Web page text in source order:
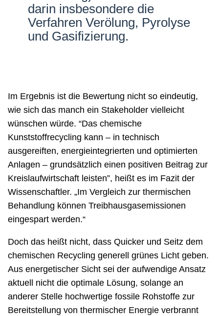
darin insbesondere die
Verfahren Verölung, Pyrolyse
und Gasifizierung.
Im Ergebnis ist die Bewertung nicht so eindeutig,
wie sich das manch ein Stakeholder vielleicht
wünschen würde. “Das chemische
Kunststoffrecycling kann – in technisch
ausgereiften, energieintegrierten und optimierten
Anlagen – grundsätzlich einen positiven Beitrag zur
Kreislaufwirtschaft leisten”, heißt es im Fazit der
Wissenschaftler. „Im Vergleich zur thermischen
Behandlung können Treibhausgasemissionen
eingespart werden.“
Doch das heißt nicht, dass Quicker und Seitz dem
chemischen Recycling generell grünes Licht geben.
Aus energetischer Sicht sei der aufwendige Ansatz
aktuell nicht die optimale Lösung, solange an
anderer Stelle hochwertige fossile Rohstoffe zur
Bereitstellung von thermischer Energie verbrannt